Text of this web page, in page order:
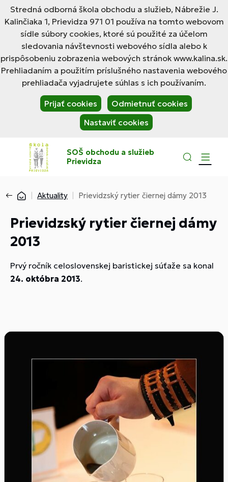
Stredná odborná škola obchodu a služieb, Nábrežie J.
Kalinčiaka 1, Prievidza 971 01 používa na tomto webovom
sídle súbory cookies, ktoré sú použité za účelom
sledovania návštevnosti webového sídla alebo k
prispôsobeniu zobrazenia webových stránok www.kalina.sk.
Prehliadaním a použitím príslušného nastavenia webového
prehliadača vyjadrujete súhlas s ich používaním.
Prijať cookies
Odmietnuť cookies
Nastaviť cookies
SOŠ obchodu a služieb
Prievidza
Aktuality Prievidzský rytier čiernej dámy 2013
Prievidzský rytier čiernej dámy
2013
Prvý ročník celoslovenskej baristickej súťaže sa konal
24. októbra 2013.